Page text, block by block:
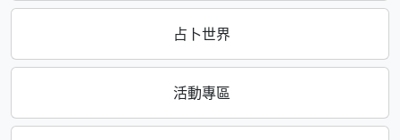
占卜世界
活動專區